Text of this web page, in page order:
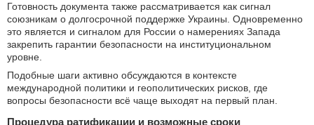
Готовность документа также рассматривается как сигнал
союзникам о долгосрочной поддержке Украины. Одновременно
это является и сигналом для России о намерениях Запада
закрепить гарантии безопасности на институциональном
уровне.
Подобные шаги активно обсуждаются в контексте
международной политики и геополитических рисков, где
вопросы безопасности всё чаще выходят на первый план.
Процедура ратификации и возможные сроки